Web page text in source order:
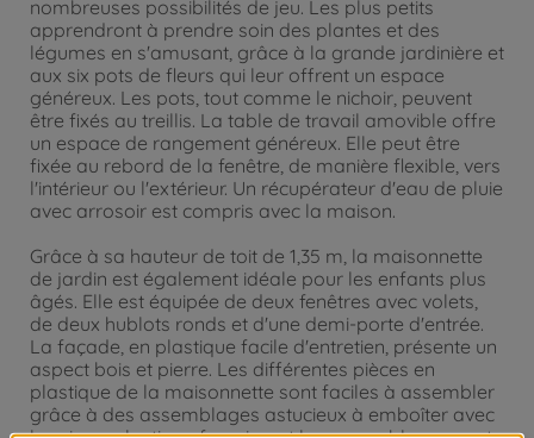
nombreuses possibilités de jeu. Les plus petits
apprendront à prendre soin des plantes et des
légumes en s'amusant, grâce à la grande jardinière et
aux six pots de fleurs qui leur offrent un espace
généreux. Les pots, tout comme le nichoir, peuvent
être fixés au treillis. La table de travail amovible offre
un espace de rangement généreux. Elle peut être
fixée au rebord de la fenêtre, de manière flexible, vers
l'intérieur ou l'extérieur. Un récupérateur d'eau de pluie
avec arrosoir est compris avec la maison.
Grâce à sa hauteur de toit de 1,35 m, la maisonnette
de jardin est également idéale pour les enfants plus
âgés. Elle est équipée de deux fenêtres avec volets,
de deux hublots ronds et d'une demi-porte d'entrée.
La façade, en plastique facile d'entretien, présente un
aspect bois et pierre. Les différentes pièces en
plastique de la maisonnette sont faciles à assembler
grâce à des assemblages astucieux à emboîter avec